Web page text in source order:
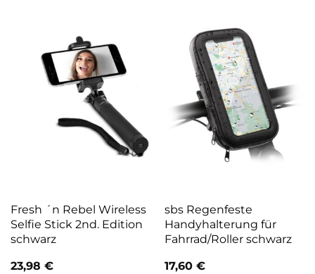
Fresh ´n Rebel Wireless
Selfie Stick 2nd. Edition
schwarz
23,98 €
sbs Regenfeste
Handyhalterung für
Fahrrad/Roller schwarz
17,60 €